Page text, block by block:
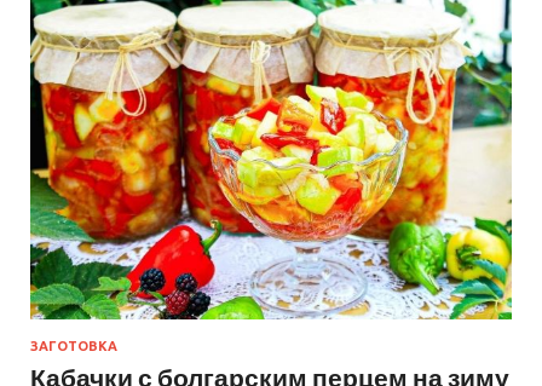
ЗАГОТОВКА
Кабачки с болгарским перцем на зиму